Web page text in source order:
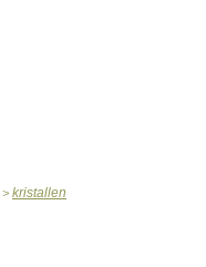
> kristallen